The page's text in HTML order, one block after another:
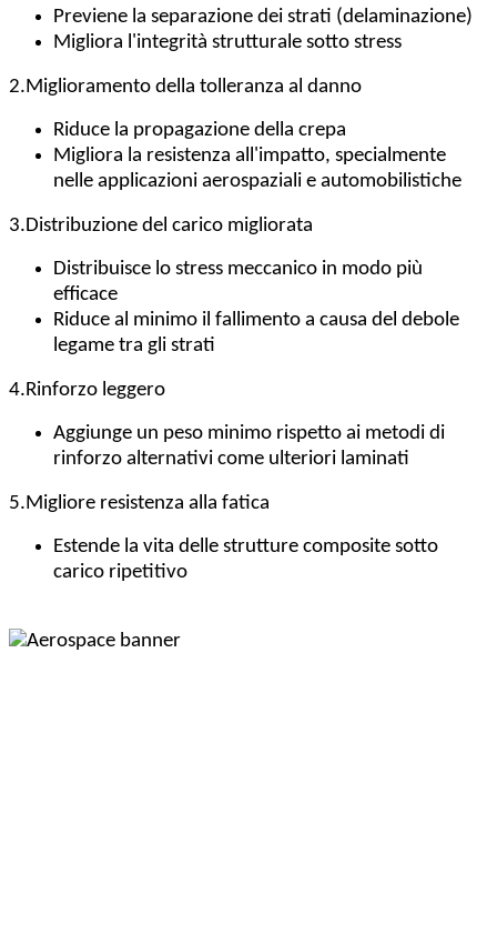
Previene la separazione dei strati (delaminazione)
Migliora l'integrità strutturale sotto stress
2.Miglioramento della tolleranza al danno
Riduce la propagazione della crepa
Migliora la resistenza all'impatto, specialmente
nelle applicazioni aerospaziali e automobilistiche
3.Distribuzione del carico migliorata
Distribuisce lo stress meccanico in modo più
efficace
Riduce al minimo il fallimento a causa del debole
legame tra gli strati
4.Rinforzo leggero
Aggiunge un peso minimo rispetto ai metodi di
rinforzo alternativi come ulteriori laminati
5.Migliore resistenza alla fatica
Estende la vita delle strutture composite sotto
carico ripetitivo